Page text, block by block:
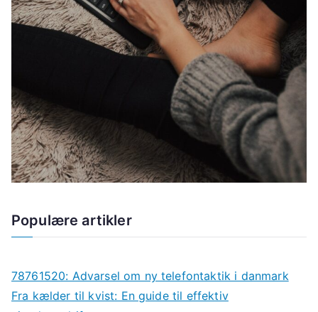
Populære artikler
78761520: Advarsel om ny telefontaktik i danmark
Fra kælder til kvist: En guide til effektiv